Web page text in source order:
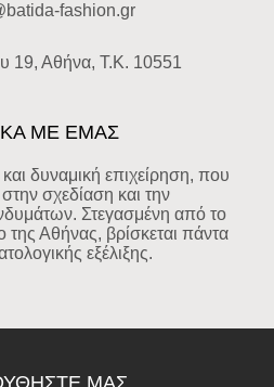
fashion.gr
19, Αθήνα, T.K. 10551
ΜΕ ΕΜΑΣ
δυναμική επιχείρηση, που
στην σχεδίαση και την
Στεγασμένη από το
της Αθήνας, βρίσκεται πάντα
εξέλιξης.